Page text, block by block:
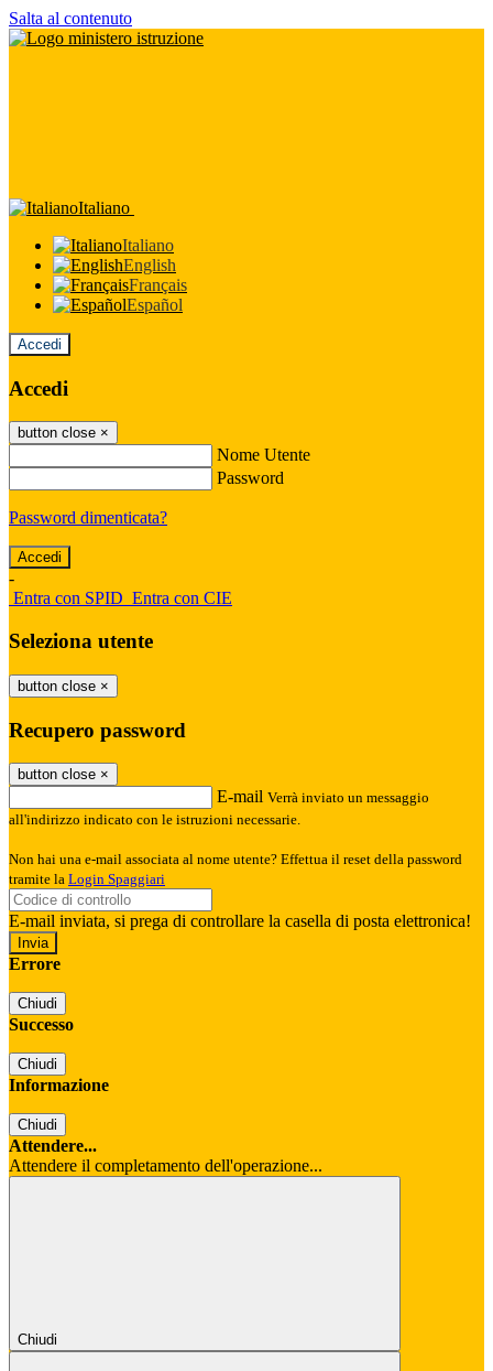
Salta al contenuto
Italiano
Italiano
English
Français
Español
Accedi
Accedi
button close ×
Nome Utente
Password
Password dimenticata?
-
Entra con SPID Entra con CIE
Seleziona utente
button close ×
Recupero password
button close ×
E-mail Verrà inviato un messaggio
all'indirizzo indicato con le istruzioni necessarie.
Non hai una e-mail associata al nome utente? Effettua il reset della password
tramite la Login Spaggiari
E-mail inviata, si prega di controllare la casella di posta elettronica!
Errore
Chiudi
Successo
Chiudi
Informazione
Chiudi
Attendere...
Attendere il completamento dell'operazione...
Chiudi